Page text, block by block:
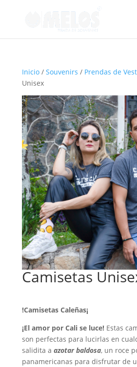
Inicio/ Souvenirs / Prendas de
Unisex
Camisetas
!Camisetas Caleñas¡
¡El amor por Cali se luce!Estas
son perfectas para lucirlas en
salidita a azotar baldosa, un roce
panamericanas para disfrutar de